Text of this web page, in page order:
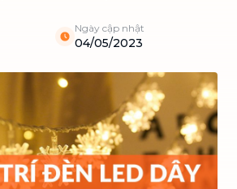
Ngày cập nhật
04/05/2023